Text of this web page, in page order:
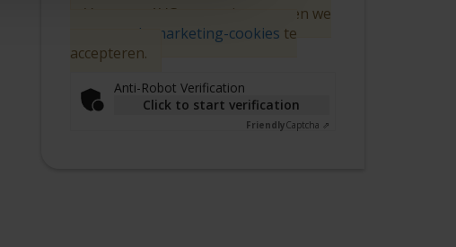
Vanwege AVG-wetgeving moeten we
de marketing-cookies te
accepteren.
Anti-Robot Verification
Click to start verification
FriendlyCaptcha ⇗